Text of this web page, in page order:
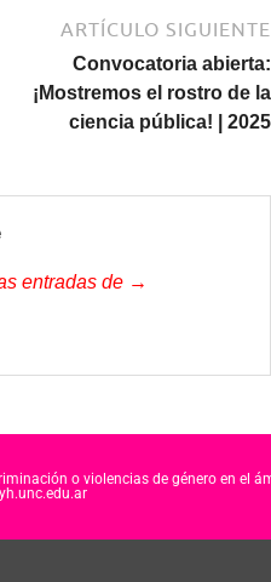
ARTÍCULO SIGUIENTE
Convocatoria abierta:
¡Mostremos el rostro de la
ciencia pública! | 2025
entradas de →
o violencias de género en el